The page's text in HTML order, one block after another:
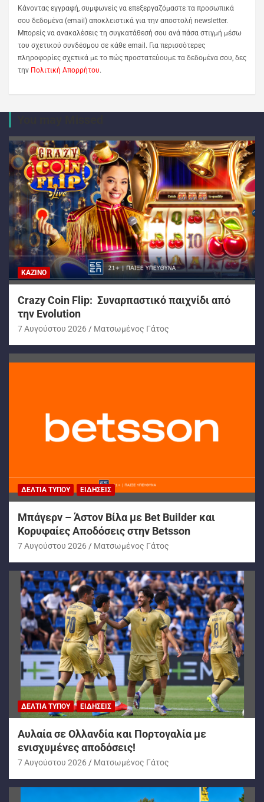
Κάνοντας εγγραφή, συμφωνείς να επεξεργαζόμαστε τα προσωπικά
σου δεδομένα (email) αποκλειστικά για την αποστολή newsletter.
Μπορείς να ανακαλέσεις τη συγκατάθεσή σου ανά πάσα στιγμή μέσω
του σχετικού συνδέσμου σε κάθε email. Για περισσότερες
πληροφορίες σχετικά με το πώς προστατεύουμε τα δεδομένα σου, δες
την Πολιτική Απορρήτου.
ΚΑΖΊΝΟ
Crazy Coin Flip: Συναρπαστικό παιχνίδι από
την Evolution
7 Αυγούστου 2026 Ματσωμένος Γάτος
ΔΕΛΤΊΑ ΤΎΠΟΥ ΕΙΔΉΣΕΙΣ
Μπάγερν – Άστον Βίλα με Bet Builder και
Κορυφαίες Αποδόσεις στην Betsson
7 Αυγούστου 2026 Ματσωμένος Γάτος
ΔΕΛΤΊΑ ΤΎΠΟΥ ΕΙΔΉΣΕΙΣ
Αυλαία σε Ολλανδία και Πορτογαλία με
ενισχυμένες αποδόσεις!
7 Αυγούστου 2026 Ματσωμένος Γάτος